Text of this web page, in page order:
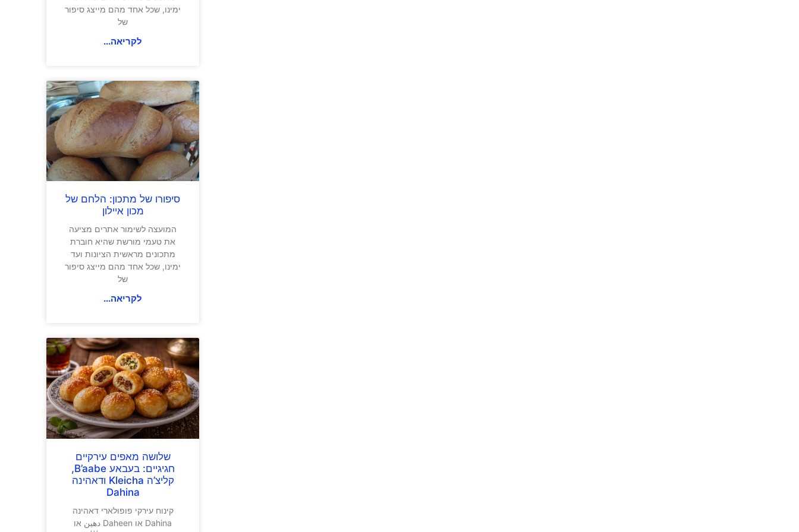
ימינו, שכל אחד מהם מייצג סיפור
של
לקריאה...
סיפורו של מתכון: הלחם של
מכון איילון
המועצה לשימור אתרים מציעה
את טעמי מורשת שהיא חוברת
מתכונים מראשית הציונות ועד
ימינו, שכל אחד מהם מייצג סיפור
של
לקריאה...
שלושה מאפים עירקיים
חגיגיים: בעבאע B’aabe,
קליצ’ה Kleicha ודאהינה
Dahina
קינוח עירקי פופולארי דאהינה
Dahina או Daheen دهين או